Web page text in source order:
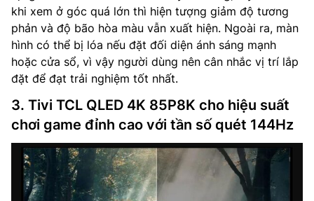
khi xem ở góc quá lớn thì hiện tượng giảm độ tương
phản và độ bão hòa màu vẫn xuất hiện. Ngoài ra, màn
hình có thể bị lóa nếu đặt đối diện ánh sáng mạnh
hoặc cửa sổ, vì vậy người dùng nên cân nhắc vị trí lắp
đặt để đạt trải nghiệm tốt nhất.
3. Tivi TCL QLED 4K 85P8K cho hiệu suất
chơi game đỉnh cao với tần số quét 144Hz